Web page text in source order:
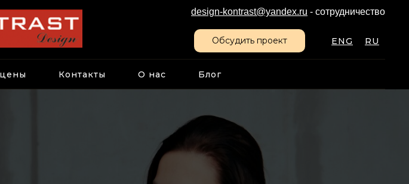
design-kontrast@yandex.ru - сотрудничество
Обсудить проект ENG RU
Контакты О нас Блог